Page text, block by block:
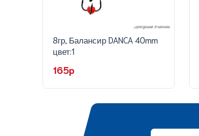
8гр, Балансир DANCA 40mm
цвет:1
165p